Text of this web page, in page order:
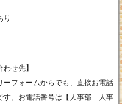
り
わせ先】
ーフォームからでも、直接お電話
す。お電話番号は【人事部 人事